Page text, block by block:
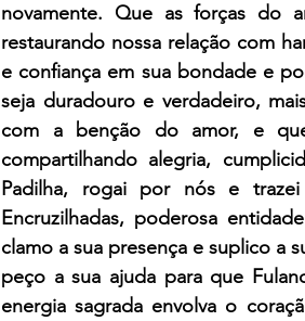
novamente. Que as forças do
restaurando nossa relação com
e confiança em sua bondade e
seja duradouro e verdadeiro,
com a benção do amor, e
compartilhando alegria,
Padilha, rogai por nós e
Encruzilhadas, poderosa
clamo a sua presença e suplico a
peço a sua ajuda para que
energia sagrada envolva o